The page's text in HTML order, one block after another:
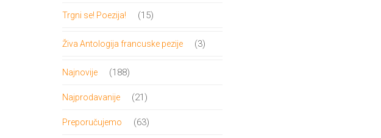
Trgni se! Poezija! 1515
Živa Antologija francuske pezije 33
Najnovije 188188
Najprodavanije 2121
Preporučujemo 6363